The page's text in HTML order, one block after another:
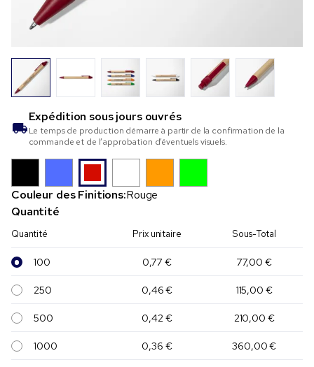
Expédition sousjours ouvrés
Le temps de production démarre à partir de la confirmation de la
commande et de l’approbation d’éventuels visuels.
Couleur des Finitions:Rouge
Quantité
Quantité Prix unitaire Sous-Total
100 0,77 € 77,00 €
250 0,46 € 115,00 €
500 0,42 € 210,00 €
1000 0,36 € 360,00 €